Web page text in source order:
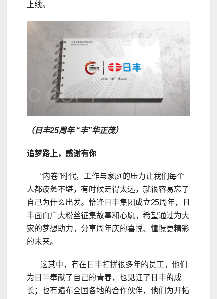
上线。
（日丰25周年 “丰”华正茂）
追梦路上，感谢有你
“内卷”时代，工作与家庭的压力让我们每个
人都疲惫不堪，有时候走得太远，就很容易忘了
自己为什么出发。恰逢日丰集团成立25周年，日
丰面向广大粉丝征集故事和心愿，希望通过为大
家的梦想助力，分享周年庆的喜悦、憧憬更精彩
的未来。
这其中，有在日丰打拼很多年的员工，他们
为日丰奉献了自己的青春，也见证了日丰的成
长；也有遍布全国各地的合作伙伴，他们为开拓